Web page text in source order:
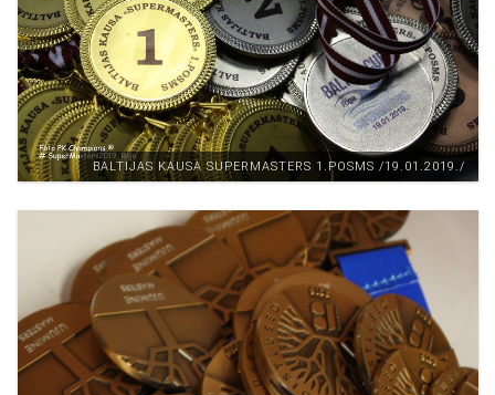
BALTIJAS KAUSA SUPERMASTERS 1.POSMS /19.01.2019./